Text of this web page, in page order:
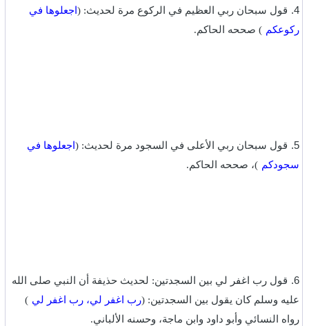
‎4. قول سبحان ربي العظيم في الركوع مرة لحديث: ( اجعلوها في
ركوعكم ) صححه الحاكم.‏
‎5. قول سبحان ربي الأعلى في السجود مرة لحديث: ( اجعلوها في
سجودكم )، صححه الحاكم.‏
‎6.
قول رب اغفر لي بين السجدتين: لحديث حذيفة أن النبي صلى الله
عليه وسلم كان يقول بين السجدتين: (رب اغفر لي، رب اغفر لي )
رواه النسائي وأبو داود وابن ماجة، وحسنه الألباني.‏